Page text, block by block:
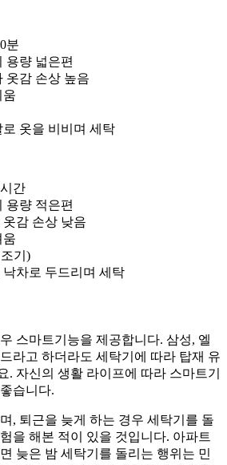
분
용량 넓은편
옷감 손상 높음
움
옷을 비비며 세탁
간
용량 적은편
감 손상 낮음
움
기)
차로 두드리며 세탁
스마트기능을 제공합니다. 삼성, 엘
라고 하더라도 세탁기에 따라 탑재 유
. 자신의 생활 라이프에 따라 스마트기
습니다.
, 퇴근을 늦게 하는 경우 세탁기를 돌
을 해본 적이 있을 것입니다. 아파트
늦은 밤 세탁기를 돌리는 행위는 민